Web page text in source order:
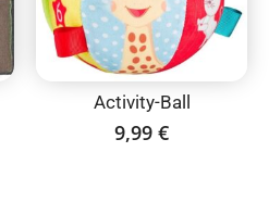
Activity-Ball
9,99 €